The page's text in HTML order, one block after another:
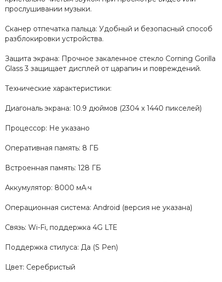
прослушивании музыки.
Сканер отпечатка пальца: Удобный и безопасный способ
разблокировки устройства.
Защита экрана: Прочное закаленное стекло Corning Gorilla
Glass 3 защищает дисплей от царапин и повреждений.
Технические характеристики:
Диагональ экрана: 10.9 дюймов (2304 x 1440 пикселей)
Процессор: Не указано
Оперативная память: 8 ГБ
Встроенная память: 128 ГБ
Аккумулятор: 8000 мА·ч
Операционная система: Android (версия не указана)
Связь: Wi-Fi, поддержка 4G LTE
Поддержка стилуса: Да (S Pen)
Цвет: Серебристый